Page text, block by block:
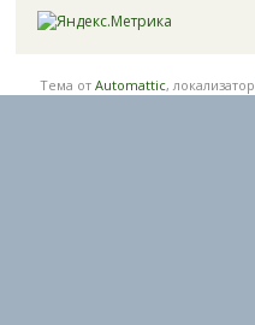
Тема от Automattic, локализатор